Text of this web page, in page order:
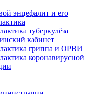
энцефалит и его
туберкулёза
кабинет
гриппа и ОРВИ
коронавирусной